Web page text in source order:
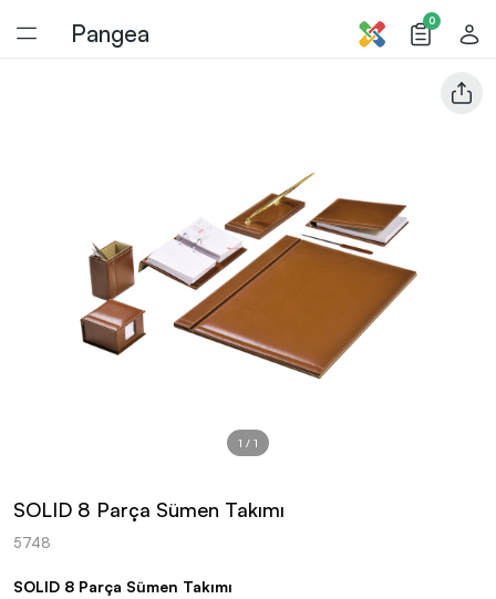
Pangea 0
SOLID 8 Parça Sümen Takımı
5748
1 / 1
SOLID 8 Parça Sümen Takımı